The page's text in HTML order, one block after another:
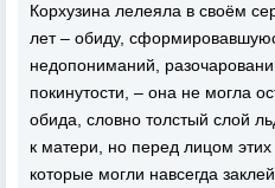
Корхузина лелеяла в своём
лет – обиду,
недопониманий,
покинутости, – она не могла
обида, словно толстый слой
к матери, но перед лицом
которые могли навсегда